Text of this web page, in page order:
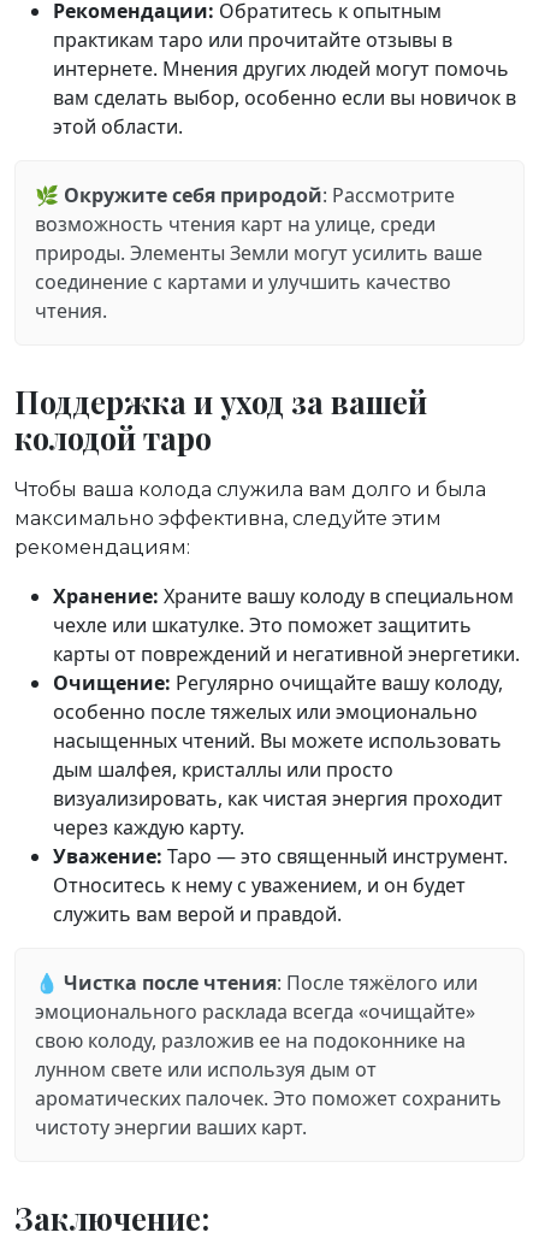
Рекомендации: Обратитесь к опытным
практикам таро или прочитайте отзывы в
интернете. Мнения других людей могут помочь
вам сделать выбор, особенно если вы новичок в
этой области.
🌿 Окружите себя природой: Рассмотрите
возможность чтения карт на улице, среди
природы. Элементы Земли могут усилить ваше
соединение с картами и улучшить качество
чтения.
Поддержка и уход за вашей
колодой таро
Чтобы ваша колода служила вам долго и была
максимально эффективна, следуйте этим
рекомендациям:
Хранение: Храните вашу колоду в специальном
чехле или шкатулке. Это поможет защитить
карты от повреждений и негативной энергетики.
Очищение: Регулярно очищайте вашу колоду,
особенно после тяжелых или эмоционально
насыщенных чтений. Вы можете использовать
дым шалфея, кристаллы или просто
визуализировать, как чистая энергия проходит
через каждую карту.
Уважение: Таро — это священный инструмент.
Относитесь к нему с уважением, и он будет
служить вам верой и правдой.
💧 Чистка после чтения: После тяжёлого или
эмоционального расклада всегда «очищайте»
свою колоду, разложив ее на подоконнике на
лунном свете или используя дым от
ароматических палочек. Это поможет сохранить
чистоту энергии ваших карт.
Заключение: